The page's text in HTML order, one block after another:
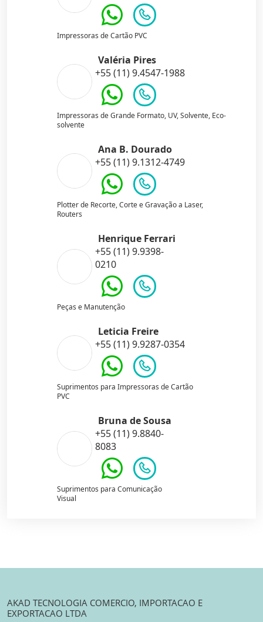
Impressoras de Cartão PVC
Valéria Pires
+55 (11) 9.4547-1988
Impressoras de Grande Formato, UV, Solvente, Eco-
solvente
Ana B. Dourado
+55 (11) 9.1312-4749
Plotter de Recorte, Corte e Gravação a Laser,
Routers
Henrique Ferrari
+55 (11) 9.9398-
0210
Peças e Manutenção
Leticia Freire
+55 (11) 9.9287-0354
Suprimentos para Impressoras de Cartão
PVC
Bruna de Sousa
+55 (11) 9.8840-
8083
Suprimentos para Comunicação
Visual
AKAD TECNOLOGIA COMERCIO, IMPORTACAO E
EXPORTACAO LTDA